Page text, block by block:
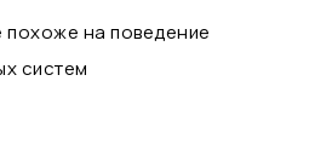
на поведение
систем